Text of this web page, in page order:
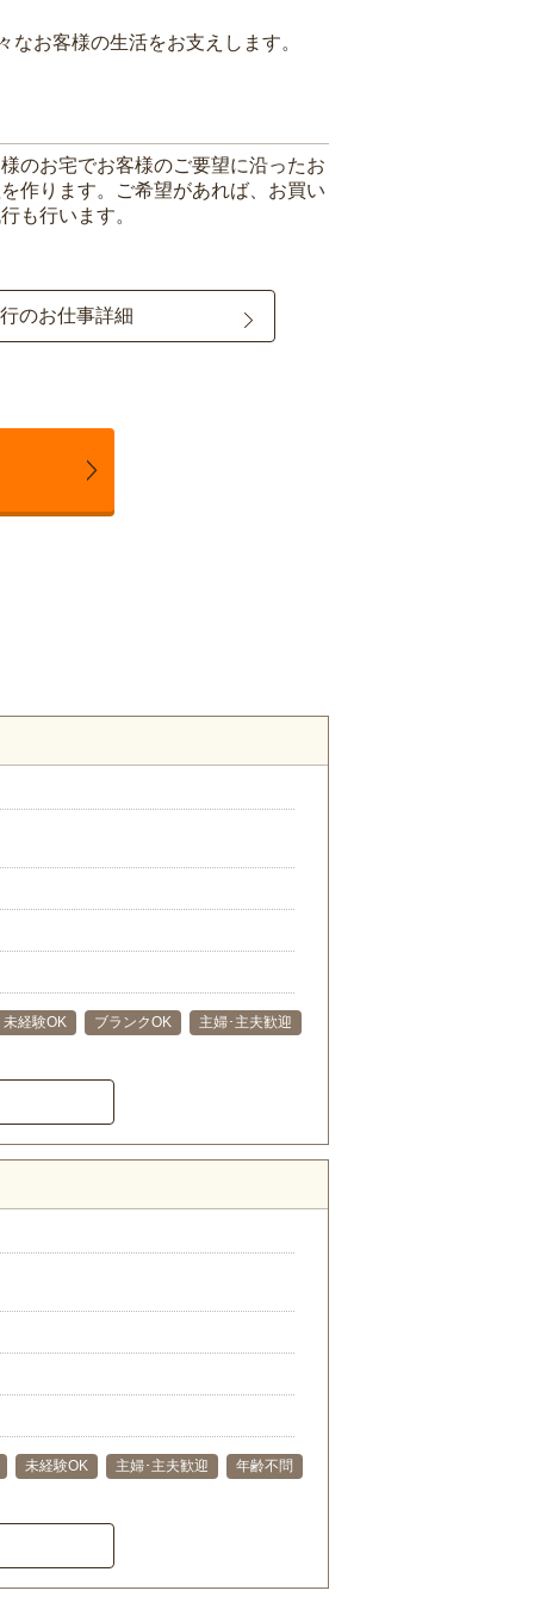
お客様の生活をお支えします。
のお宅でお客様のご要望に沿ったお
作ります。ご希望があれば、お買い
も行います。
のお仕事詳細
未経験OK ブランクOK
主婦･主夫歓迎
未経験OK 主婦･主夫歓迎
年齢不問